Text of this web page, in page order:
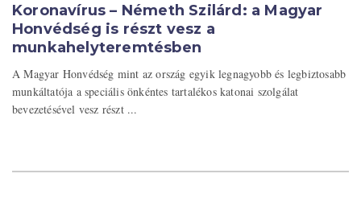
Koronavírus – Németh Szilárd: a Magyar
Honvédség is részt vesz a
munkahelyteremtésben
A Magyar Honvédség mint az ország egyik legnagyobb és legbiztosabb
munkáltatója a speciális önkéntes tartalékos katonai szolgálat
bevezetésével vesz részt ...